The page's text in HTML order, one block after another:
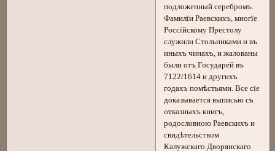
подложенный серебромъ.
Фамилїи Раевскихъ, многїе
Россїйскому Престолу
служили Стольниками и въ
иныхъ чинахъ, и жалованы
были отъ Государей въ
7122/1614 и другихъ
годахъ помѣстьями. Все сїе
доказывается выписью съ
отказныхъ книгъ,
родословною Раевскихъ и
свидѣтельством
Калужскаго Дворянскаго